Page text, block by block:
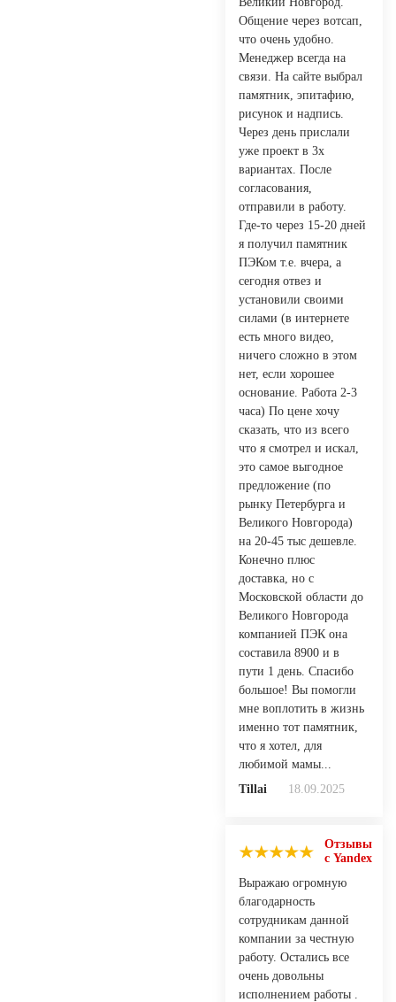
Общение через вотсап,
что очень удобно.
Менеджер всегда на
связи. На сайте выбрал
памятник, эпитафию,
рисунок и надпись.
Через день прислали
уже проект в 3х
вариантах. После
согласования,
отправили в работу.
Где-то через 15-20 дней
я получил памятник
ПЭКом т.е. вчера, а
сегодня отвез и
установили своими
силами (в интернете
есть много видео,
ничего сложно в этом
нет, если хорошее
основание. Работа 2-3
часа) По цене хочу
сказать, что из всего
что я смотрел и искал,
это самое выгодное
предложение (по
рынку Петербурга и
Великого Новгорода)
на 20-45 тыс дешевле.
Конечно плюс
доставка, но с
Московской области до
Великого Новгорода
компанией ПЭК она
составила 8900 и в
пути 1 день. Спасибо
большое! Вы помогли
мне воплотить в жизнь
именно тот памятник,
что я хотел, для
любимой мамы...
Tillai
18.09.2025
Отзывы
с Yandex
Выражаю огромную
благодарность
сотрудникам данной
компании за честную
работу. Остались все
очень довольны
исполнением работы .